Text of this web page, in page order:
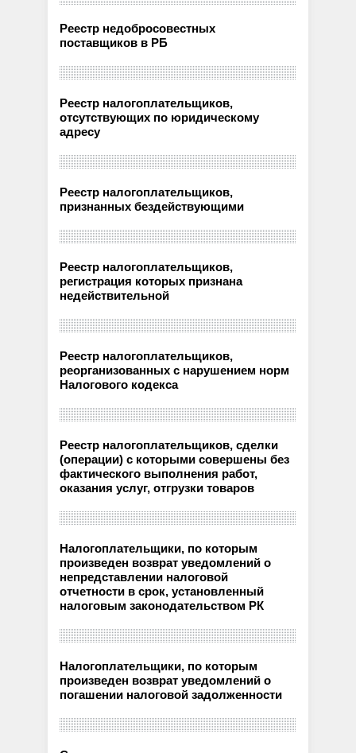
Реестр недобросовестных
поставщиков в РБ
Реестр налогоплательщиков,
отсутствующих по юридическому
адресу
Реестр налогоплательщиков,
признанных бездействующими
Реестр налогоплательщиков,
регистрация которых признана
недействительной
Реестр налогоплательщиков,
реорганизованных с нарушением норм
Налогового кодекса
Реестр налогоплательщиков, сделки
(операции) с которыми совершены без
фактического выполнения работ,
оказания услуг, отгрузки товаров
Налогоплательщики, по которым
произведен возврат уведомлений о
непредставлении налоговой
отчетности в срок, установленный
налоговым законодательством РК
Налогоплательщики, по которым
произведен возврат уведомлений о
погашении налоговой задолженности